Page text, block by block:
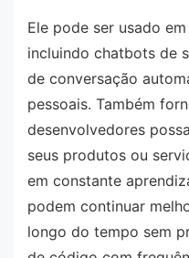
Ele pode ser usado
incluindo chatbots de
de conversação
pessoais. Também
desenvolvedores
seus produtos ou
em constante
podem continuar
longo do tempo sem